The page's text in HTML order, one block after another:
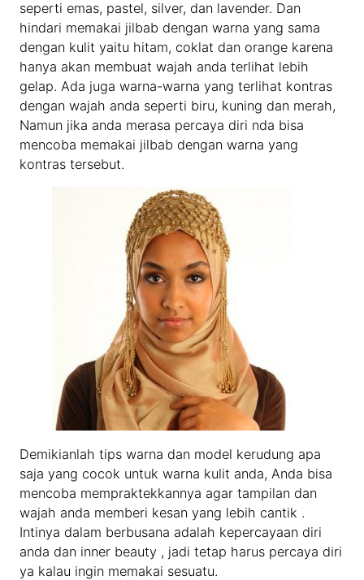
seperti emas, pastel, silver, dan lavender. Dan
hindari memakai jilbab dengan warna yang sama
dengan kulit yaitu hitam, coklat dan orange karena
hanya akan membuat wajah anda terlihat lebih
gelap. Ada juga warna-warna yang terlihat kontras
dengan wajah anda seperti biru, kuning dan merah,
Namun jika anda merasa percaya diri nda bisa
mencoba memakai jilbab dengan warna yang
kontras tersebut.
Demikianlah tips warna dan model kerudung apa
saja yang cocok untuk warna kulit anda, Anda bisa
mencoba mempraktekkannya agar tampilan dan
wajah anda memberi kesan yang lebih cantik .
Intinya dalam berbusana adalah kepercayaan diri
anda dan inner beauty , jadi tetap harus percaya diri
ya kalau ingin memakai sesuatu.